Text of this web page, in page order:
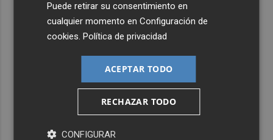
Puede retirar su consentimiento en
cualquier momento enConfiguración de
cookies .Política de privacidad
ACEPTAR TODO
RECHAZAR TODO
CONFIGURAR